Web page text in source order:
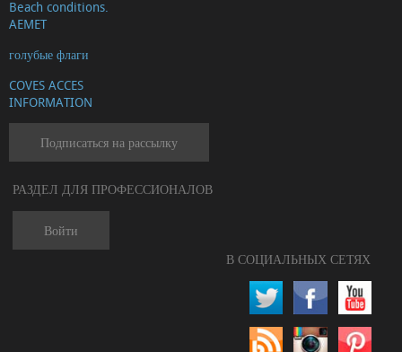
Beach conditions.
AEMET
голубые флаги
COVES ACCES
INFORMATION
Подписаться на рассылку
РАЗДЕЛ ДЛЯ ПРОФЕССИОНАЛОВ
Войти
В СОЦИАЛЬНЫХ СЕТЯХ